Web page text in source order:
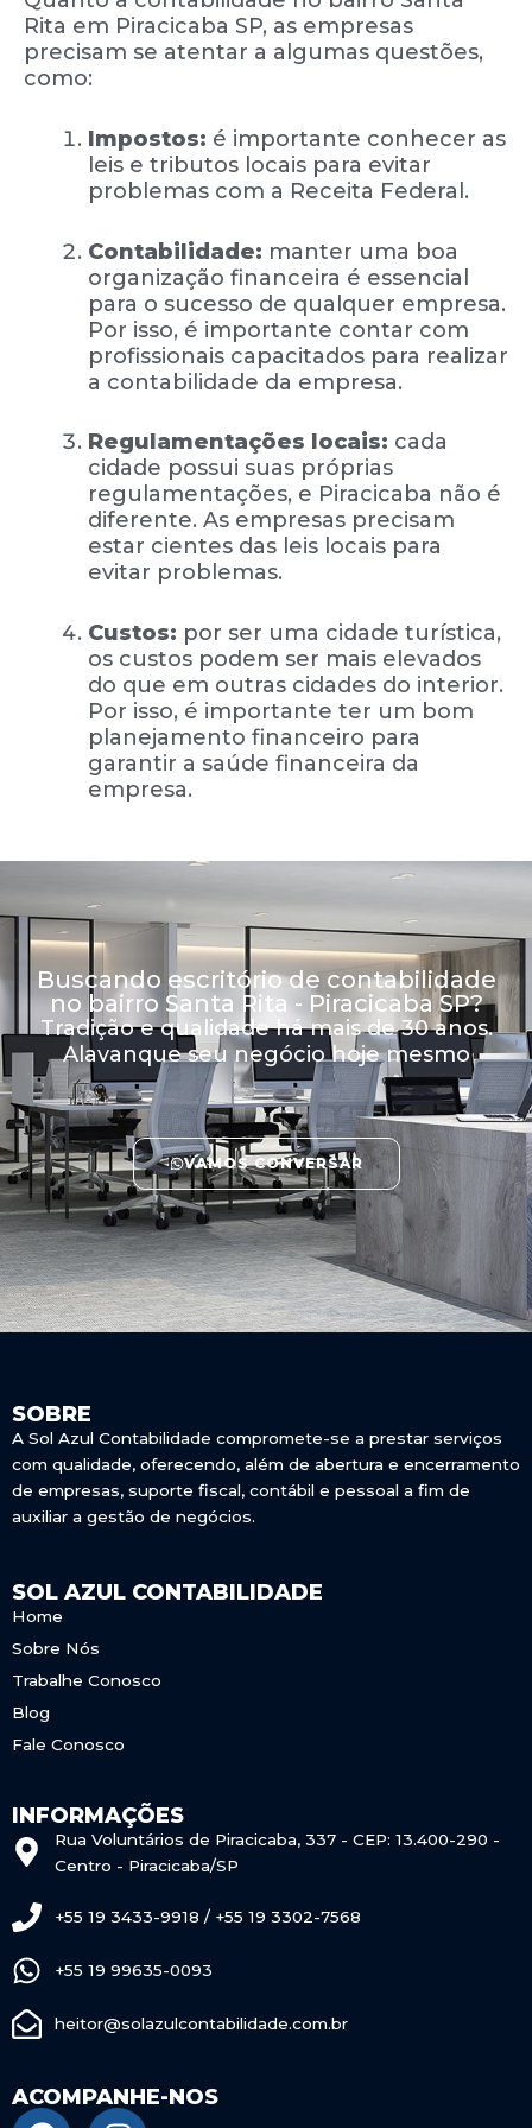
Rita em Piracicaba SP, as empresas
precisam se atentar a algumas questões,
como:
Impostos: é importante conhecer as
leis e tributos locais para evitar
problemas com a Receita Federal.
Contabilidade: manter uma boa
organização financeira é essencial
para o sucesso de qualquer empresa.
Por isso, é importante contar com
profissionais capacitados para realizar
a contabilidade da empresa.
Regulamentações locais: cada
cidade possui suas próprias
regulamentações, e Piracicaba não é
diferente. As empresas precisam
estar cientes das leis locais para
evitar problemas.
Custos: por ser uma cidade turística,
os custos podem ser mais elevados
do que em outras cidades do interior.
Por isso, é importante ter um bom
planejamento financeiro para
garantir a saúde financeira da
empresa.
Buscando escritório de contabilidade
no bairro Santa Rita - Piracicaba SP?
Tradição e qualidade há mais de 30 anos.
Alavanque seu negócio hoje mesmo
VAMOS CONVERSAR
SOBRE
A Sol Azul Contabilidade compromete-se a prestar serviços
com qualidade, oferecendo, além de abertura e encerramento
de empresas, suporte fiscal, contábil e pessoal a fim de
auxiliar a gestão de negócios.
SOL AZUL CONTABILIDADE
Home
Sobre Nós
Trabalhe Conosco
Blog
Fale Conosco
INFORMAÇÕES
Rua Voluntários de Piracicaba, 337 - CEP: 13.400-290 -
Centro - Piracicaba/SP
+55 19 3433-9918 / +55 19 3302-7568
+55 19 99635-0093
heitor@solazulcontabilidade.com.br
ACOMPANHE-NOS
F
I